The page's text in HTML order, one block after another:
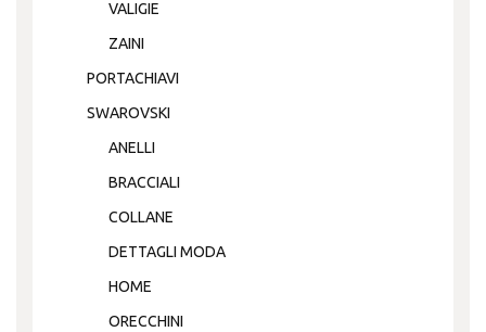
VALIGIE
ZAINI
PORTACHIAVI
SWAROVSKI
ANELLI
BRACCIALI
COLLANE
DETTAGLI MODA
HOME
ORECCHINI